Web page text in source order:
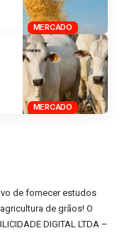
MERCADO
MERCADO
de fornecer estudos
de grãos! O
DIGITAL LTDA –